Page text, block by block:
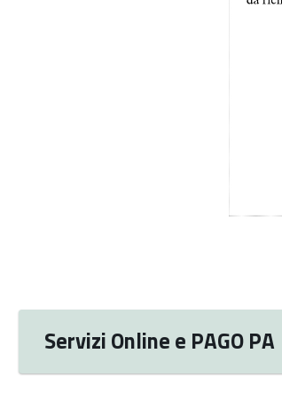
Servizi Online e PAGO PA